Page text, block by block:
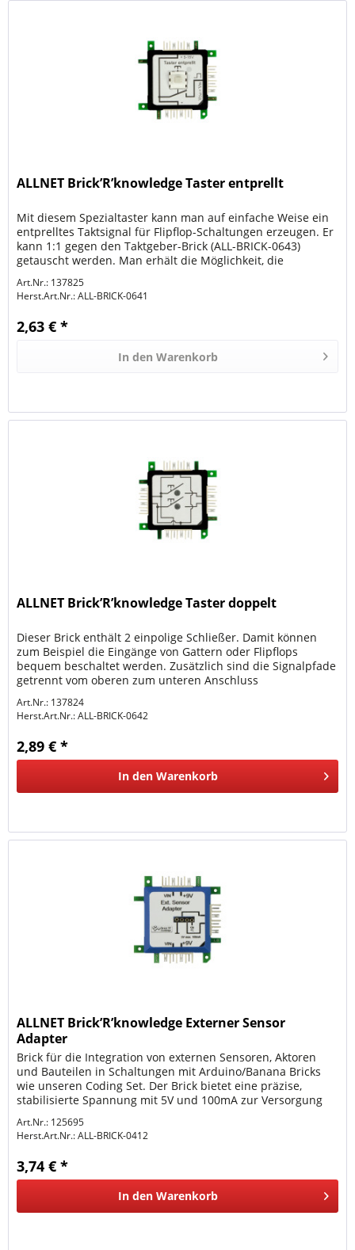
ALLNET Brick’R’knowledge Taster entprellt
Mit diesem Spezialtaster kann man auf einfache Weise ein
entprelltes Taktsignal für Flipflop-Schaltungen erzeugen. Er
kann 1:1 gegen den Taktgeber-Brick (ALL-BRICK-0643)
getauscht werden. Man erhält die Möglichkeit, die
Art.Nr.: 137825
Herst.Art.Nr.:ALL-BRICK-0641
2,63 € *
In den Warenkorb
ALLNET Brick’R’knowledge Taster doppelt
Dieser Brick enthält 2 einpolige Schließer. Damit können
zum Beispiel die Eingänge von Gattern oder Flipflops
bequem beschaltet werden. Zusätzlich sind die Signalpfade
getrennt vom oberen zum unteren Anschluss
Art.Nr.: 137824
Herst.Art.Nr.:ALL-BRICK-0642
2,89 € *
In den Warenkorb
ALLNET Brick’R’knowledge Externer Sensor
Adapter
Brick für die Integration von externen Sensoren, Aktoren
und Bauteilen in Schaltungen mit Arduino/Banana Bricks
wie unseren Coding Set. Der Brick bietet eine präzise,
stabilisierte Spannung mit 5V und 100mA zur Versorgung
Art.Nr.: 125695
Herst.Art.Nr.:ALL-BRICK-0412
3,74 € *
In den Warenkorb